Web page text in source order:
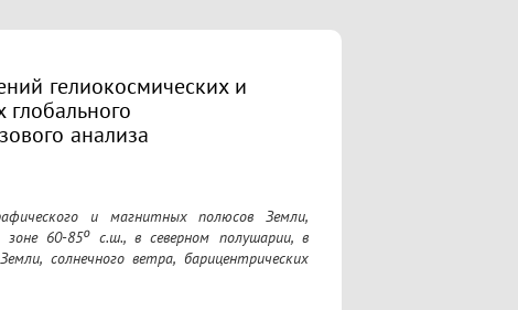
гелиокосмических и
анализа
и магнитных полюсов Земли,
60-85⁰ с.ш., в северном полушарии, в
солнечного ветра, барицентрических